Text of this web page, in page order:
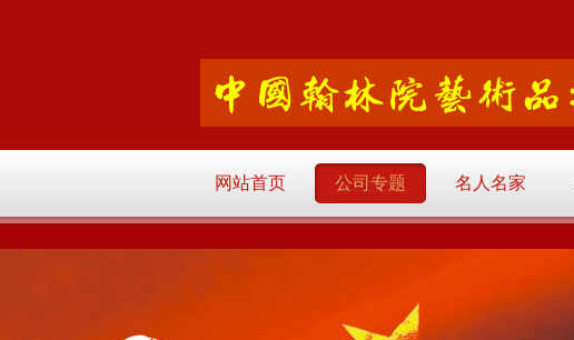
网站首页 公司专题 名人名家